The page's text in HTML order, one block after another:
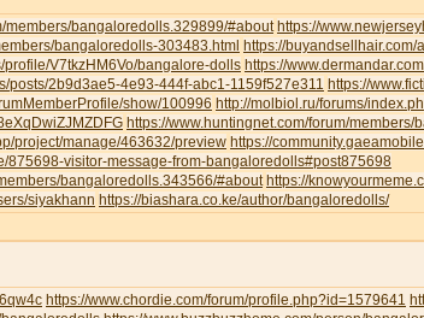
members/bangaloredolls.329899/#about https://
bangaloredolls-303483.html https://
profile/V7tkzHM6Vo/bangalore-dolls https://
posts/2b9d3ae5-4e93-444f-abc1-1159f527e311 https://
show/100996 http://molbiol.ru/forums/
https://www.huntingnet.com/forum/members/
project/manage/463632/preview https://
875698-visitor-message-from-bangaloredolls#post875698
bangaloredolls.343566/#about https://
siyakhann https://biashara.co.ke/author/bangaloredolls/
https://www.chordie.com/forum/profile.php?id=1579641